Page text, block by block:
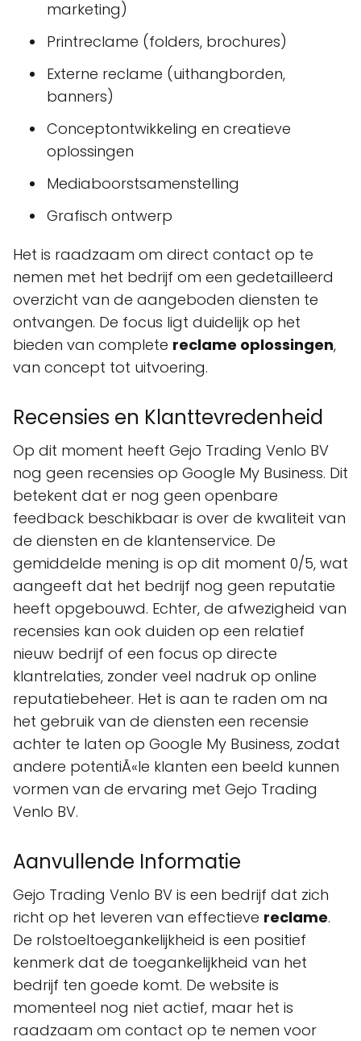
marketing)
Printreclame (folders, brochures)
Externe reclame (uithangborden,
banners)
Conceptontwikkeling en creatieve
oplossingen
Mediaboorstsamenstelling
Grafisch ontwerp
Het is raadzaam om direct contact op te
nemen met het bedrijf om een gedetailleerd
overzicht van de aangeboden diensten te
ontvangen. De focus ligt duidelijk op het
bieden van complete reclame oplossingen,
van concept tot uitvoering.
Recensies en Klanttevredenheid
Op dit moment heeft Gejo Trading Venlo BV
nog geen recensies op Google My Business. Dit
betekent dat er nog geen openbare
feedback beschikbaar is over de kwaliteit van
de diensten en de klantenservice. De
gemiddelde mening is op dit moment 0/5, wat
aangeeft dat het bedrijf nog geen reputatie
heeft opgebouwd. Echter, de afwezigheid van
recensies kan ook duiden op een relatief
nieuw bedrijf of een focus op directe
klantrelaties, zonder veel nadruk op online
reputatiebeheer. Het is aan te raden om na
het gebruik van de diensten een recensie
achter te laten op Google My Business, zodat
andere potentiÃ«le klanten een beeld kunnen
vormen van de ervaring met Gejo Trading
Venlo BV.
Aanvullende Informatie
Gejo Trading Venlo BV is een bedrijf dat zich
richt op het leveren van effectieve reclame.
De rolstoeltoegankelijkheid is een positief
kenmerk dat de toegankelijkheid van het
bedrijf ten goede komt. De website is
momenteel nog niet actief, maar het is
raadzaam om contact op te nemen voor